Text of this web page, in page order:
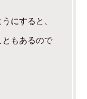
にすると、
もあるので